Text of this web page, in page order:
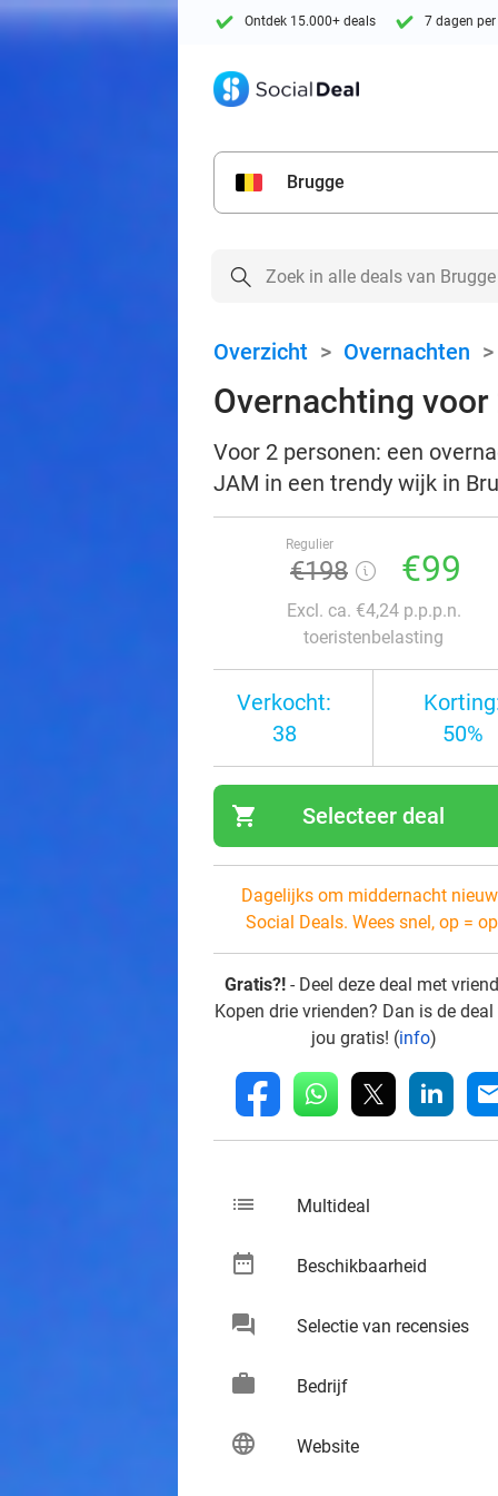
Ontdek 15.000+ deals 7 dagen
Brugge
Overzicht > Overnachten >
Overnachting
Voor 2 personen: een
JAM in een trendy wijk in
Regulier
€198 €99
Excl. ca. €4,24 p.p.p.n.
toeristenbelasting
Verkocht:
38
50%
shopping_cart Selecteer deal
Dagelijks om middernacht
Social Deals. Wees snel, op =
Gratis?! - Deel deze deal met
Kopen drie vrienden? Dan is de
jou gratis! (info)
fb whatsapp linkedin
list Multideal
date_range Beschikbaarheid
chat Selectie van recensies
work Bedrijf
language Website